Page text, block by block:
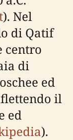
). Nel
di Qatif
centro
di
ed
il
ed
).